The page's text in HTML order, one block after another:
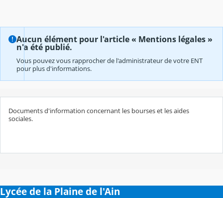
Aucun élément pour l'article « Mentions légales »
n'a été publié.
Vous pouvez vous rapprocher de l'administrateur de votre ENT
pour plus d'informations.
Documents d'information concernant les bourses et les aides
sociales.
Lycée de la Plaine de l'Ain